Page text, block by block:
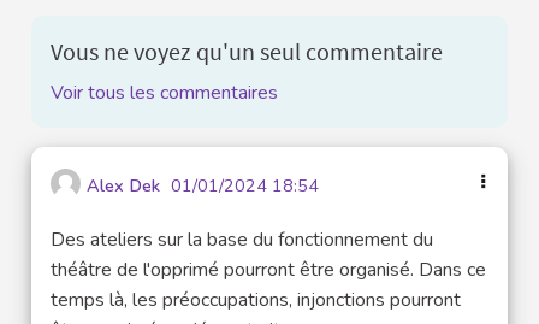
Vous ne voyez qu'un seul commentaire
Voir tous les commentaires
Alex Dek 01/01/2024 18:54
Des ateliers sur la base du fonctionnement du
théâtre de l'opprimé pourront être organisé. Dans ce
temps là, les préoccupations, injonctions pourront